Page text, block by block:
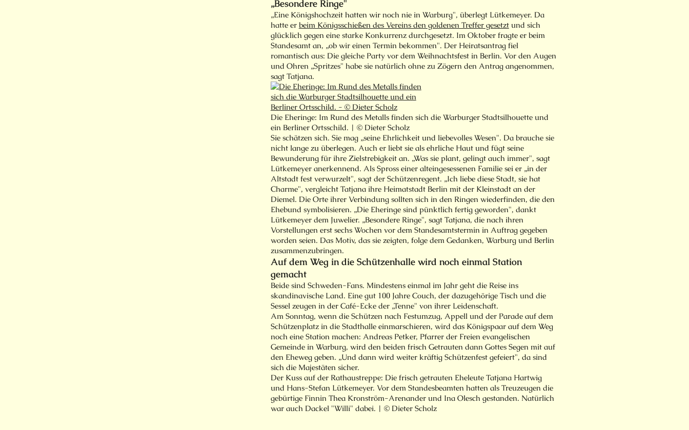
„Besondere Ringe"
„Eine Königshochzeit hatten wir noch nie in Warburg", überlegt Lütkemeyer. Da
hatte er beim Königsschießen des Vereins den goldenen Treffer gesetztund sich
glücklich gegen eine starke Konkurrenz durchgesetzt. Im Oktober fragte er beim
Standesamt an, „ob wir einen Termin bekommen". Der Heiratsantrag fiel
romantisch aus: Die gleiche Party vor dem Weihnachtsfest in Berlin. Vor den Augen
und Ohren „Spritzes" habe sie natürlich ohne zu Zögern den Antrag angenommen,
sagt Tatjana.
Die Eheringe: Im Rund des Metalls finden sich die Warburger Stadtsilhouette und
ein Berliner Ortsschild. | © Dieter Scholz
Sie schätzen sich. Sie mag „seine Ehrlichkeit und liebevolles Wesen". Da brauche sie
nicht lange zu überlegen. Auch er liebt sie als ehrliche Haut und fügt seine
Bewunderung für ihre Zielstrebigkeit an. „Was sie plant, gelingt auch immer", sagt
Lütkemeyer anerkennend. Als Spross einer alteingesessenen Familie sei er „in der
Altstadt fest verwurzelt", sagt der Schützenregent. „Ich liebe diese Stadt, sie hat
Charme", vergleicht Tatjana ihre Heimatstadt Berlin mit der Kleinstadt an der
Diemel. Die Orte ihrer Verbindung sollten sich in den Ringen wiederfinden, die den
Ehebund symbolisieren. „Die Eheringe sind pünktlich fertig geworden", dankt
Lütkemeyer dem Juwelier. „Besondere Ringe", sagt Tatjana, die nach ihren
Vorstellungen erst sechs Wochen vor dem Standesamtstermin in Auftrag gegeben
worden seien. Das Motiv, das sie zeigten, folge dem Gedanken, Warburg und Berlin
zusammenzubringen.
Auf dem Weg in die Schützenhalle wird noch einmal Station
gemacht
Beide sind Schweden-Fans. Mindestens einmal im Jahr geht die Reise ins
skandinavische Land. Eine gut 100 Jahre Couch, der dazugehörige Tisch und die
Sessel zeugen in der Café-Ecke der „Tenne" von ihrer Leidenschaft.
Am Sonntag, wenn die Schützen nach Festumzug, Appell und der Parade auf dem
Schützenplatz in die Stadthalle einmarschieren, wird das Königspaar auf dem Weg
noch eine Station machen: Andreas Petker, Pfarrer der Freien evangelischen
Gemeinde in Warburg, wird den beiden frisch Getrauten dann Gottes Segen mit auf
den Eheweg geben. „Und dann wird weiter kräftig Schützenfest gefeiert", da sind
sich die Majestäten sicher.
Der Kuss auf der Rathaustreppe: Die frisch getrauten Eheleute Tatjana Hartwig
und Hans-Stefan Lütkemeyer. Vor dem Standesbeamten hatten als Treuzeugen die
gebürtige Finnin Thea Kronström-Arenander und Ina Olesch gestanden. Natürlich
war auch Dackel "Willi" dabei. | © Dieter Scholz